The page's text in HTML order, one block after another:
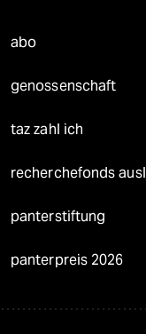
abo
genossenschaft
taz zahl ich
recherchefonds
panterstiftung
panterpreis 2026